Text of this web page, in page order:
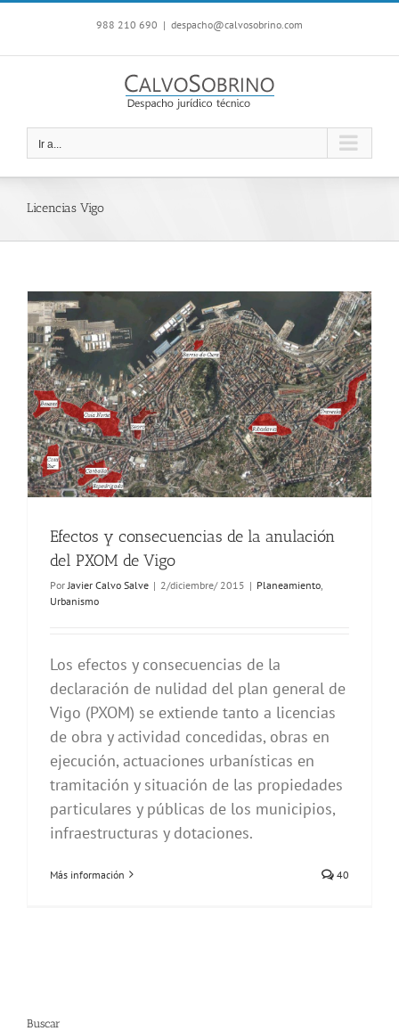
contenido
988 210 690 | despacho@calvosobrino.com
Ir a...
Licencias Vigo
Efectos y consecuencias de la anulación
del PXOM de Vigo
Por Javier Calvo Salve | 2/diciembre/ 2015 | Planeamiento
Urbanismo
Los efectos y consecuencias de la
declaración de nulidad del plan general de
Vigo (PXOM) se extiende tanto a licencias
de obra y actividad concedidas, obras en
ejecución, actuaciones urbanísticas en
tramitación y situación de las propiedades
particulares y públicas de los municipios,
infraestructuras y dotaciones.
Más información 40
Buscar